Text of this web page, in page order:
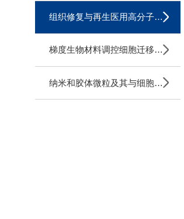
组织修复与再生医用高分子材料
梯度生物材料调控细胞迁移与分化
纳米和胶体微粒及其与细胞的相互作用